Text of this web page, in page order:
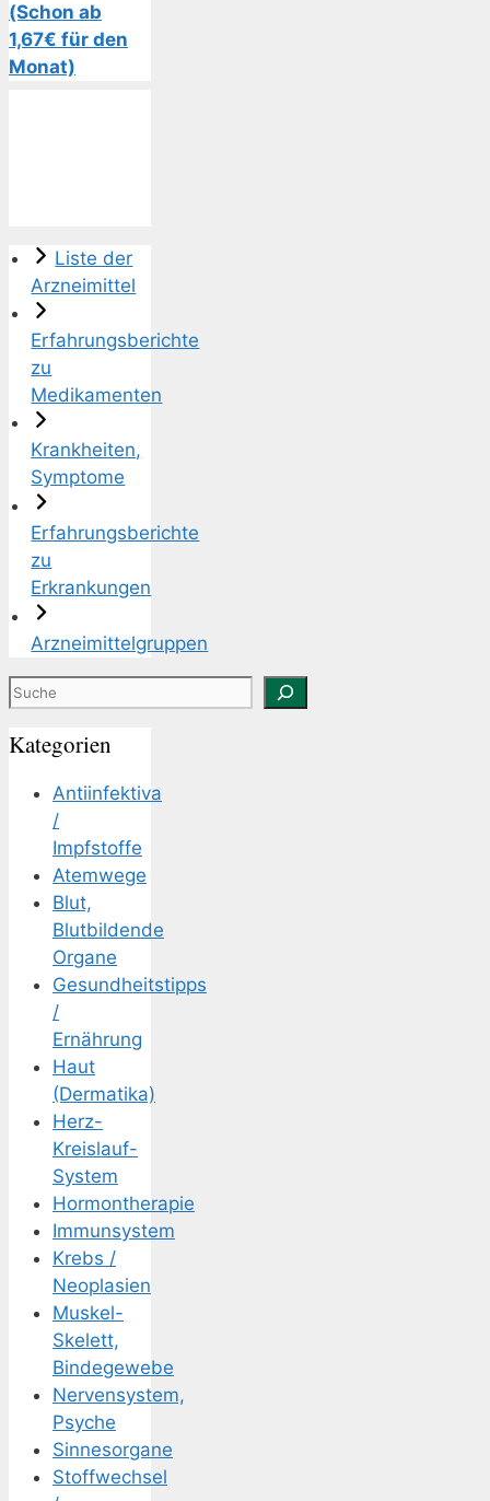
(Schon ab
1,67€ für den
Monat)
Liste der
Arzneimittel
Erfahrungsberichte
zu
Medikamenten
Krankheiten,
Symptome
Erfahrungsberichte
zu
Erkrankungen
Arzneimittelgruppen
Suchen
Kategorien
Antiinfektiva
/
Impfstoffe
Atemwege
Blut,
Blutbildende
Organe
Gesundheitstipps
/
Ernährung
Haut
(Dermatika)
Herz-
Kreislauf-
System
Hormontherapie
Immunsystem
Krebs /
Neoplasien
Muskel-
Skelett,
Bindegewebe
Nervensystem,
Psyche
Sinnesorgane
Stoffwechsel